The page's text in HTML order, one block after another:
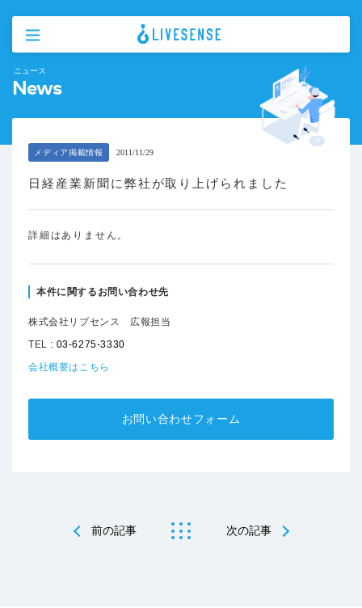
ニュース
News
メディア掲載情報 2011/11/29
日経産業新聞に弊社が取り上げられました
詳細はありません。
本件に関するお問い合わせ先
株式会社リブセンス 広報担当
TEL : 03-6275-3330
会社概要はこちら
お問い合わせフォーム
前の記事 次の記事